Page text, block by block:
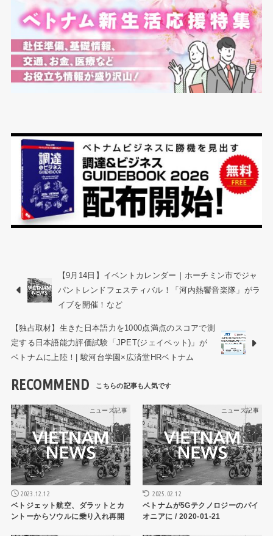
【9月14日】イベントカレンダー｜ホーチミン市でジャ
パントレンドフェスティバル！「河内熱饗音楽隊」がラ
イブを開催！など
【独占取材】生きた日本語力を1000点満点のスコアで測
定する日本語能力評価試験「JPET(ジェイペット)」が
ベトナムに上陸！| 駿河台学園×広済堂HRベトナム
RECOMMEND
ニュース記事
2023.12.12
ベトジェット航空、ダラットとカ
ントーからソウルに乗り入れ再開
ニュース記事
2025.02.12
ベトナムが5Gテクノロジーのパイ
オニアに / 2020-01-21